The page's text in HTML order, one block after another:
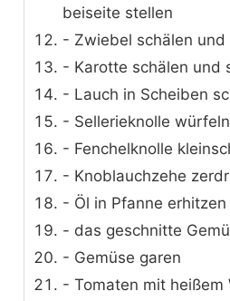
beiseite stellen
- Zwiebel schälen
- Karotte schälen und
- Lauch in Scheiben
- Sellerieknolle würfeln
- Fenchelknolle
- Knoblauchzehe
- Öl in Pfanne erhitzen
- das geschnitte
- Gemüse garen
- Tomaten mit heißem